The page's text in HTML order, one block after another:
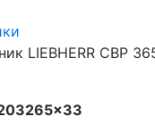
LIEBHERR CBP